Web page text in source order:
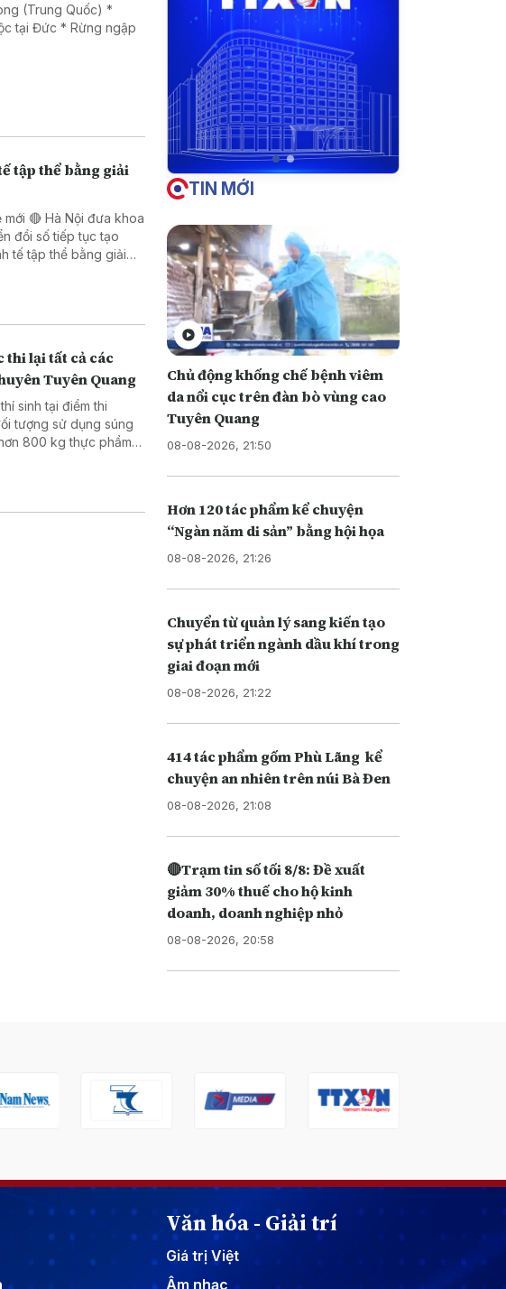
(Trung Quốc) *
tại Đức * Rừng ngập
tập thể bằng giải
🔴 Hà Nội đưa khoa
đổi số tiếp tục tạo
thi lại tất cả các
Tuyên Quang
sinh tại điểm thi
TIN MỚI
Chủ động khống chế bệnh viêm
da nổi cục trên đàn bò vùng cao
Tuyên Quang
08-08-2026, 21:50
Hơn 120 tác phẩm kể chuyện
“Ngàn năm di sản” bằng hội họa
08-08-2026, 21:26
Chuyển từ quản lý sang kiến tạo
sự phát triển ngành dầu khí trong
giai đoạn mới
08-08-2026, 21:22
414 tác phẩm gốm Phù Lãng kể
chuyện an nhiên trên núi Bà Đen
08-08-2026, 21:08
🔴Trạm tin số tối 8/8: Đề xuất
giảm 30% thuế cho hộ kinh
doanh, doanh nghiệp nhỏ
08-08-2026, 20:58
Văn hóa - Giải trí
Giá trị Việt
Âm nhạc